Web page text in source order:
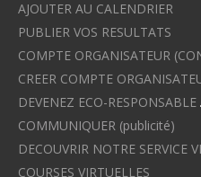
AJOUTER AU CALENDRIER
PUBLIER VOS RESULTATS
COMPTE ORGANISATEUR
CREER COMPTE
DEVENEZ ECO-RESPONSABLE
COMMUNIQUER (publicité)
DECOUVRIR NOTRE SERVICE
COURSES VIRTUELLES